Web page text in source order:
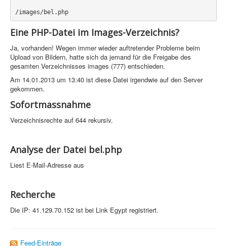
PovRay
Webdesign
CMS
Grafik
JavaScript
PHP
/images/bel.php
Eine PHP-Datei im Images-Verzeichnis?
Ja, vorhanden! Wegen immer wieder auftretender Probleme beim
Upload von Bildern, hatte sich da jemand für die Freigabe des
gesamten Verzeichnisses images (777) entschieden.
Am 14.01.2013 um 13:40 ist diese Datei irgendwie auf den Server
gekommen.
Sofortmassnahme
Verzeichnisrechte auf 644 rekursiv.
Analyse der Datei bel.php
Liest E-Mail-Adresse aus
Recherche
Die IP: 41.129.70.152 ist bei Link Egypt registriert.
Feed-Einträge